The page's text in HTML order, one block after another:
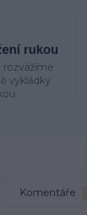
rukou
rozvážíme
vykládky
Komentáře